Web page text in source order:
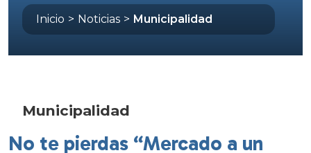
Inicio > Noticias > Municipalidad
Municipalidad
No te pierdas “Mercado a un